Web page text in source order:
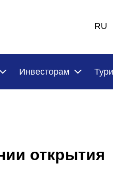
RU
Инвесторам
открытия